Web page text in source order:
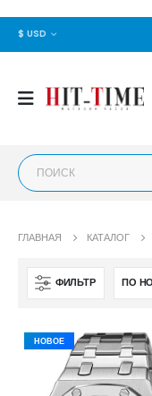
$ USD
ГЛАВНАЯ КАТАЛОГ
ФИЛЬТР
НОВОЕ